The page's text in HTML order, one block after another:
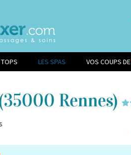
TOPS LES SPAS VOS COUPS DE
Rennes)